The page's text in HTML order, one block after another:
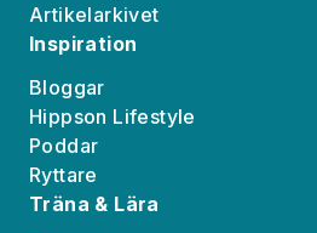
Artikelarkivet
Inspiration
Bloggar
Hippson Lifestyle
Poddar
Ryttare
Träna & Lära